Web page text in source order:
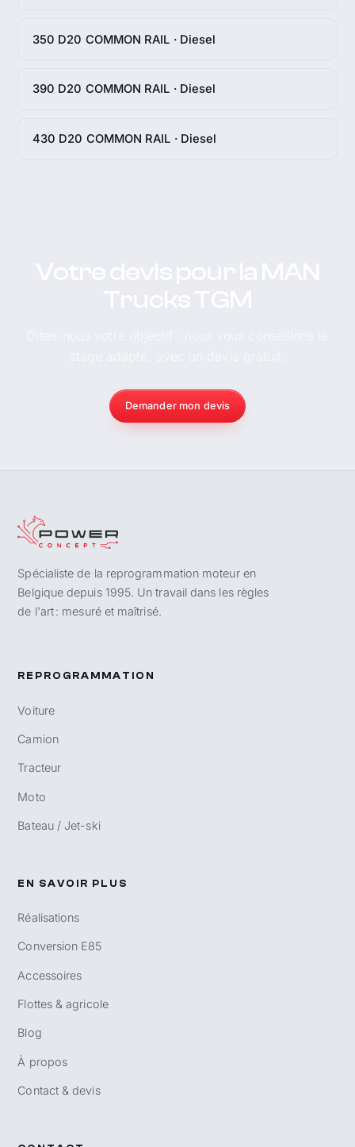
350 D20 COMMON RAIL · Diesel
390 D20 COMMON RAIL · Diesel
430 D20 COMMON RAIL · Diesel
Demander mon devis
Spécialiste de la reprogrammation moteur en
Belgique depuis 1995. Un travail dans les règles
de l'art : mesuré et maîtrisé.
REPROGRAMMATION
Voiture
Camion
Tracteur
Moto
Bateau / Jet-ski
EN SAVOIR PLUS
Réalisations
Conversion E85
Accessoires
Flottes & agricole
Blog
À propos
Contact & devis